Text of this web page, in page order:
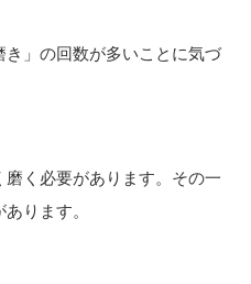
」の回数が多いことに気づ
く必要があります。その一
あります。